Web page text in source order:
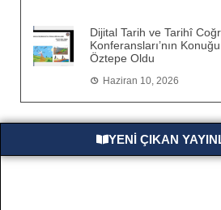
Dijital Tarih ve Tarihî
Konferansları’nın
Öztepe Oldu
Haziran 10, 2026
YENİ ÇIKAN